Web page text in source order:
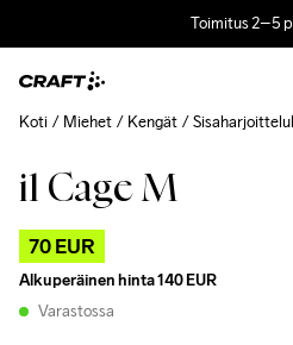
Toimitus 2–5
i1 Cage M
70 EUR
Alkuperäinen hinta140 EUR
Varastossa
Koti Miehet Kengät
Outlet